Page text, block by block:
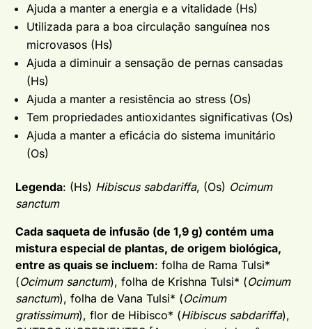
Ajuda a manter a energia e a vitalidade (Hs)
Utilizada para a boa circulação sanguínea nos
microvasos (Hs)
Ajuda a diminuir a sensação de pernas cansadas
(Hs)
Ajuda a manter a resistência ao stress (Os)
Tem propriedades antioxidantes significativas (Os)
Ajuda a manter a eficácia do sistema imunitário
(Os)
Legenda: (Hs) Hibiscus sabdariffa, (Os) Ocimum
sanctum
Cada saqueta de infusão (de 1,9 g) contém uma
mistura especial de plantas, de origem biológica,
entre as quais se incluem: folha de Rama Tulsi*
(Ocimum sanctum), folha de Krishna Tulsi* (Ocimum
sanctum), folha de Vana Tulsi* (Ocimum
gratissimum), flor de Hibisco* (Hibiscus sabdariffa),